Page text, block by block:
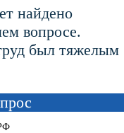
найдено
вопросе.
был тяжелым